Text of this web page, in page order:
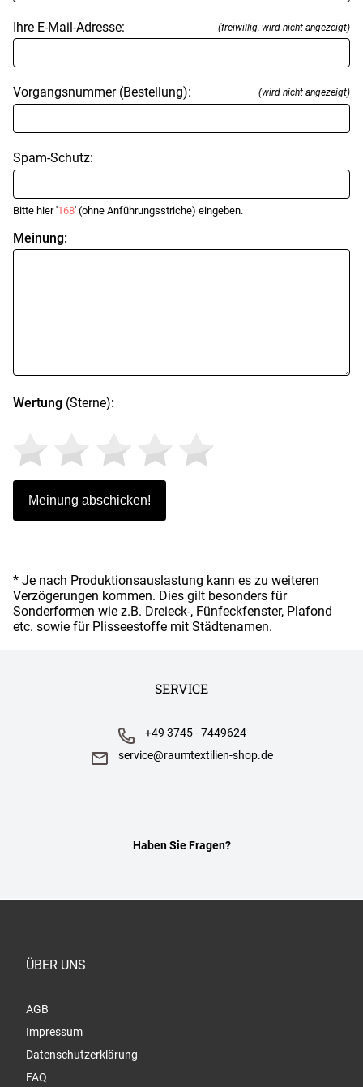
Ihre E-Mail-Adresse: (freiwillig, wird nicht angezeigt)
Vorgangsnummer (Bestellung): (wird nicht angezeigt)
Spam-Schutz:
Bitte hier '168' (ohne Anführungsstriche) eingeben.
Meinung:
Wertung (Sterne):
* Je nach Produktionsauslastung kann es zu weiteren
Verzögerungen kommen. Dies gilt besonders für
Sonderformen wie z.B. Dreieck-, Fünfeckfenster, Plafond
etc. sowie für Plisseestoffe mit Städtenamen.
SERVICE
Haben Sie Fragen?
+49 3745 - 7449624
service@raumtextilien-shop.de
ÜBER UNS
AGB
Impressum
Datenschutzerklärung
FAQ